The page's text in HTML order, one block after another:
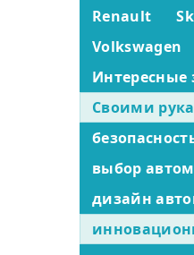
Renault
Volkswagen
Интересные
Своими
выбор
дизайн